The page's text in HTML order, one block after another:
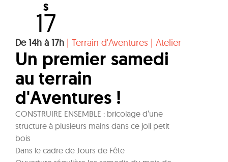
S
17
De 14h à 17h | Terrain d'Aventures | Atelier
Un premier samedi
au terrain
d'Aventures !
CONSTRUIRE ENSEMBLE : bricolage d’une
structure à plusieurs mains dans ce joli petit
bois
Dans le cadre de Jours de Fête